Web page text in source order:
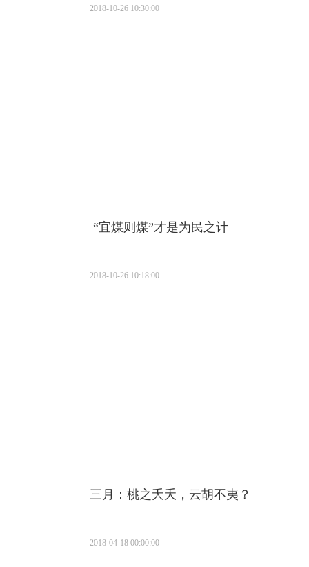
2018-10-26 10:30:00
“宜煤则煤”才是为民之计
2018-10-26 10:18:00
三月：桃之夭夭，云胡不夷？
2018-04-18 00:00:00